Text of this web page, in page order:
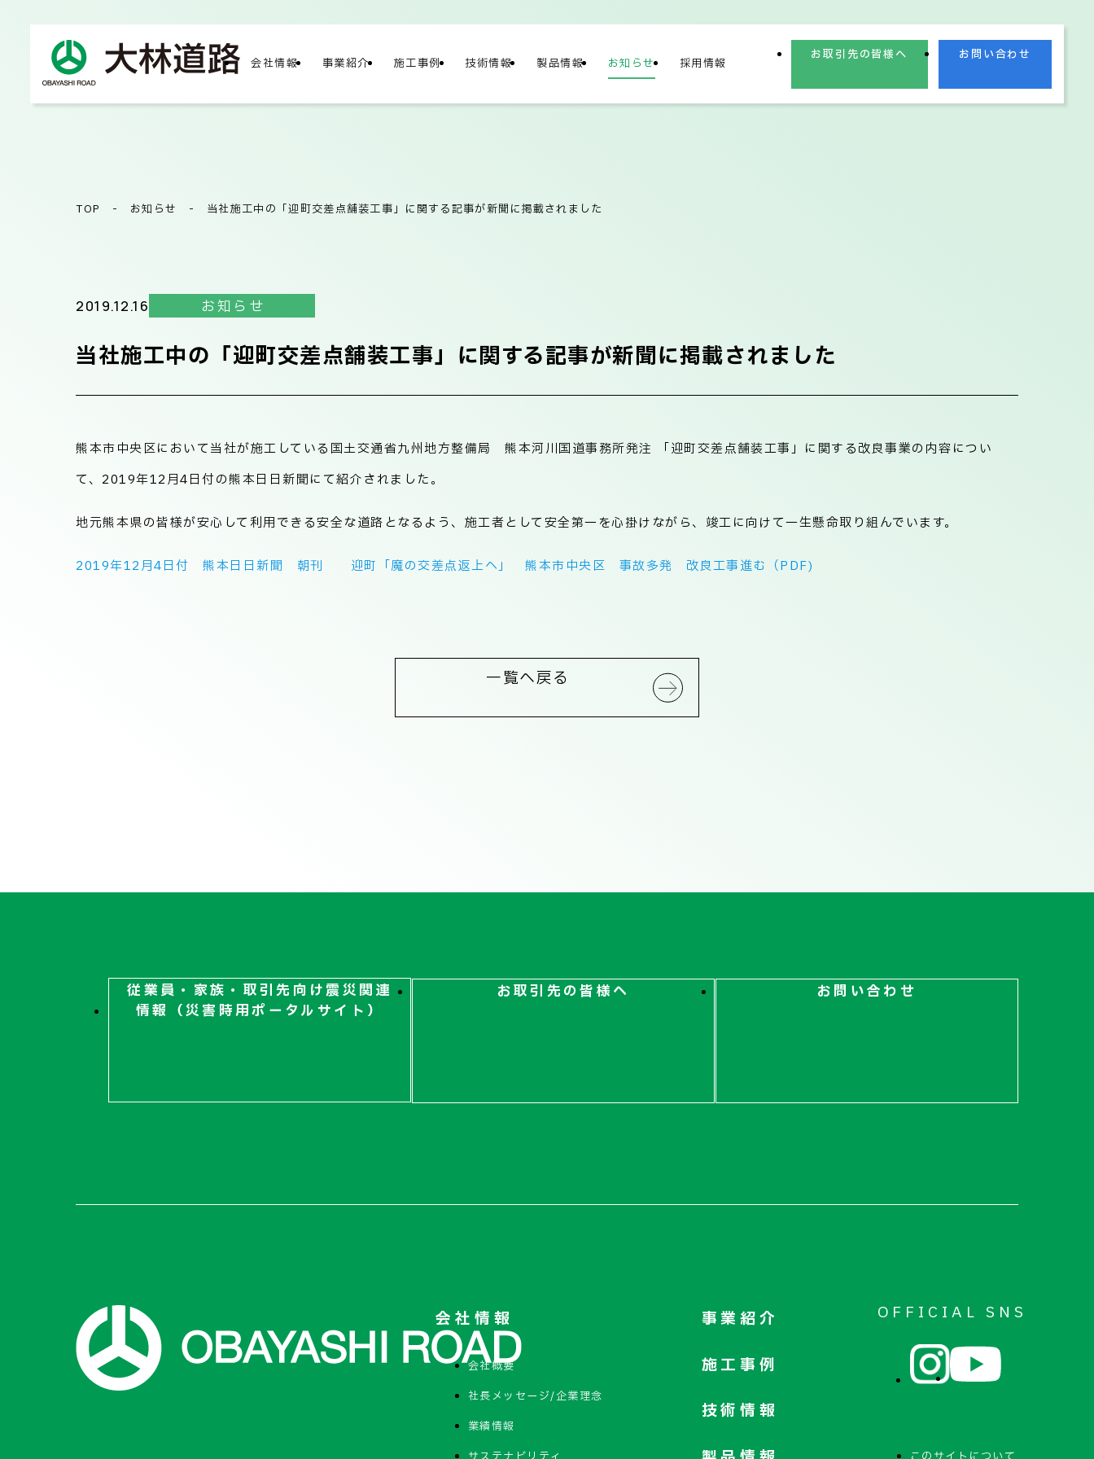
会社情報
サステナビリティ ネットワーク
事業紹介 施工事例 技術情報 製品情報 お知らせ 採用情報
お取引先の皆様へ お問い合わせ
TOP - お知らせ - 当社施工中の「迎町交差点舗装工事」に関する記事が新聞に掲載されました
2019.12.16 お知らせ
当社施工中の「迎町交差点舗装工事」に関する記事が新聞に掲載されました
熊本市中央区において当社が施工している国土交通省九州地方整備局 熊本河川国道事務所発注 「迎町交差点舗装工事」に関する改良事業の内容につい
て、2019年12月4日付の熊本日日新聞にて紹介されました。
地元熊本県の皆様が安心して利用できる安全な道路となるよう、施工者として安全第一を心掛けながら、竣工に向けて一生懸命取り組んでいます。
2019年12月4日付 熊本日日新聞 朝刊 迎町「魔の交差点返上へ」 熊本市中央区 事故多発 改良工事進む（PDF)
一覧へ戻る
従業員・家族・取引先向け震災関連
情報（災害時用ポータルサイト）
お取引先の皆様へ お問い合わせ
OFFICIAL SNS
会社情報
会社概要
社長メッセージ/企業理念
業績情報
事業紹介
施工事例
技術情報